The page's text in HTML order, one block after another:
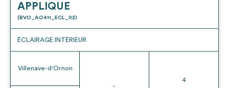
APPLIQUE
(BVO_AO411_ECL_02)
ÉCLAIRAGE INTÉRIEUR
Villenave-d'Ornon
-
4